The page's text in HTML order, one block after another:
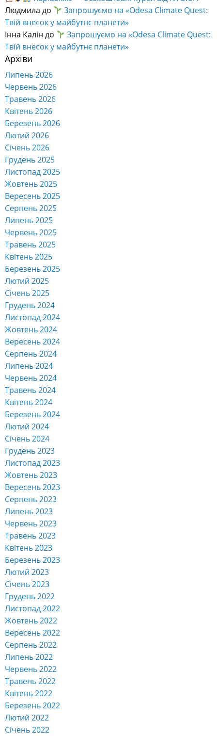
Людмила до
Запрошуємо на «Odesa Climate Quest:
Твій внесок у майбутнє планети»
Інна Калін до
Запрошуємо на «Odesa Climate Quest:
Твій внесок у майбутнє планети»
Архіви
Липень 2026
Червень 2026
Травень 2026
Квітень 2026
Березень 2026
Лютий 2026
Січень 2026
Грудень 2025
Листопад 2025
Жовтень 2025
Вересень 2025
Серпень 2025
Липень 2025
Червень 2025
Травень 2025
Квітень 2025
Березень 2025
Лютий 2025
Січень 2025
Грудень 2024
Листопад 2024
Жовтень 2024
Вересень 2024
Серпень 2024
Липень 2024
Червень 2024
Травень 2024
Квітень 2024
Березень 2024
Лютий 2024
Січень 2024
Грудень 2023
Листопад 2023
Жовтень 2023
Вересень 2023
Серпень 2023
Липень 2023
Червень 2023
Травень 2023
Квітень 2023
Березень 2023
Лютий 2023
Січень 2023
Грудень 2022
Листопад 2022
Жовтень 2022
Вересень 2022
Серпень 2022
Липень 2022
Червень 2022
Травень 2022
Квітень 2022
Березень 2022
Лютий 2022
Січень 2022